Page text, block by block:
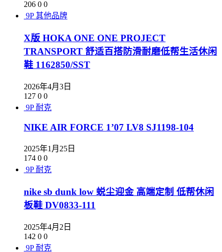
206 0 0
9P 其他品牌
X版 HOKA ONE ONE PROJECT
TRANSPORT 舒适百搭防滑耐磨低帮生活休闲
鞋 1162850/SST
2026年4月3日
127 0 0
9P 耐克
NIKE AIR FORCE 1’07 LV8 SJ1198-104
2025年1月25日
174 0 0
9P 耐克
nike sb dunk low 蜕尘迎金 高端定制 低帮休闲
板鞋 DV0833-111
2025年4月2日
142 0 0
9P 耐克